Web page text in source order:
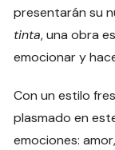
presentarán su
tinta, una obra
emocionar y
Con un estilo
plasmado en
emociones: